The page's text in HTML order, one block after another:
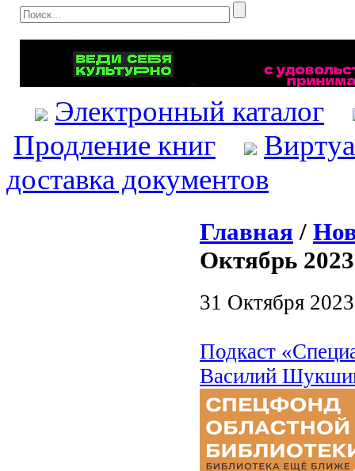
Электронный каталог
Продление книг
доставка документов
Главная /
Октябрь 2023
31 Октября 2023
Подкаст
Василий